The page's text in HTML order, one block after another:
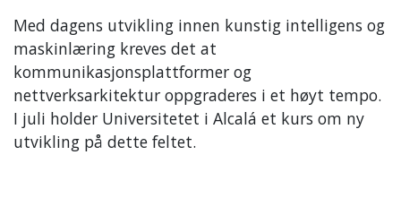
Med dagens utvikling innen kunstig intelligens og
maskinlæring kreves det at
kommunikasjonsplattformer og
nettverksarkitektur oppgraderes i et høyt tempo.
I juli holder Universitetet i Alcalá et kurs om ny
utvikling på dette feltet.